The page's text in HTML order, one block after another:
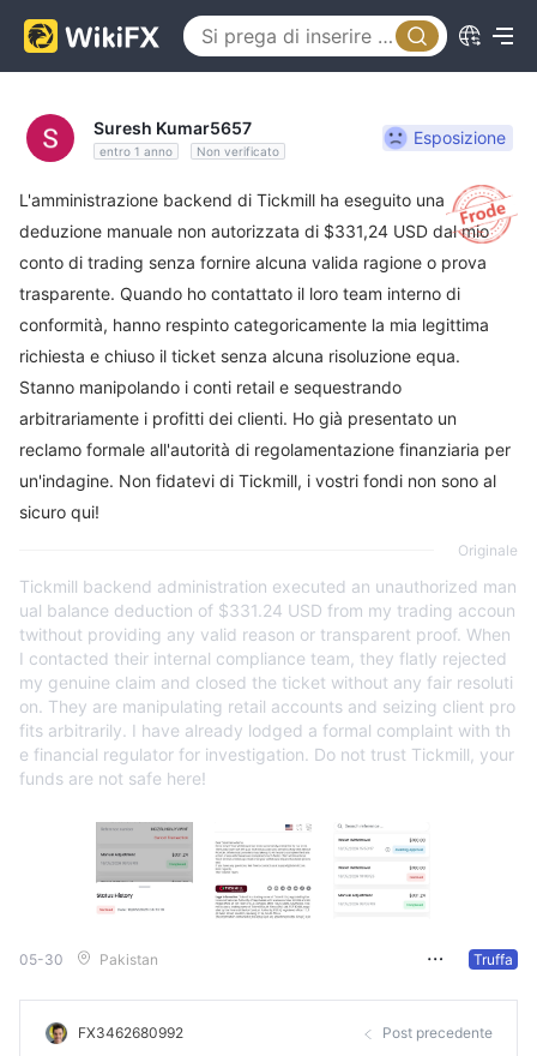
Suresh Kumar5657
entro 1 anno Non verificato
Esposizione
L'amministrazione backend di Tickmill ha eseguito una
deduzione manuale non autorizzata di $331,24 USD dal mio
conto di trading senza fornire alcuna valida ragione o prova
trasparente. Quando ho contattato il loro team interno di
conformità, hanno respinto categoricamente la mia legittima
richiesta e chiuso il ticket senza alcuna risoluzione equa.
Stanno manipolando i conti retail e sequestrando
arbitrariamente i profitti dei clienti. Ho già presentato un
reclamo formale all'autorità di regolamentazione finanziaria per
un'indagine. Non fidatevi di Tickmill, i vostri fondi non sono al
sicuro qui!
Originale
Tickmill backend administration executed an unauthorized man
ual balance deduction of $331.24 USD from my trading accoun
twithout providing any valid reason or transparent proof. When
I contacted their internal compliance team, they flatly rejected
my genuine claim and closed the ticket without any fair resoluti
on. They are manipulating retail accounts and seizing client pro
fits arbitrarily. I have already lodged a formal complaint with th
e financial regulator for investigation. Do not trust Tickmill, your
funds are not safe here!
05-30 Pakistan Truffa
FX3462680992 Post precedente